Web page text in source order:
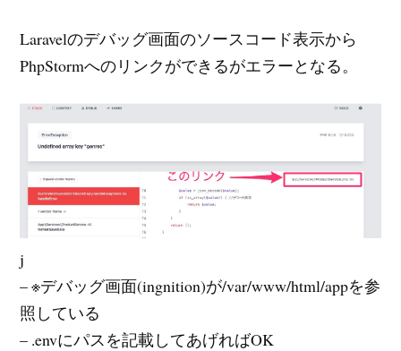
Laravelのデバッグ画面のソースコード表示から
PhpStormへのリンクができるがエラーとなる。
j
– ※デバッグ画面(ingnition)が/var/www/html/appを参
照している
– .envにパスを記載してあげればOK